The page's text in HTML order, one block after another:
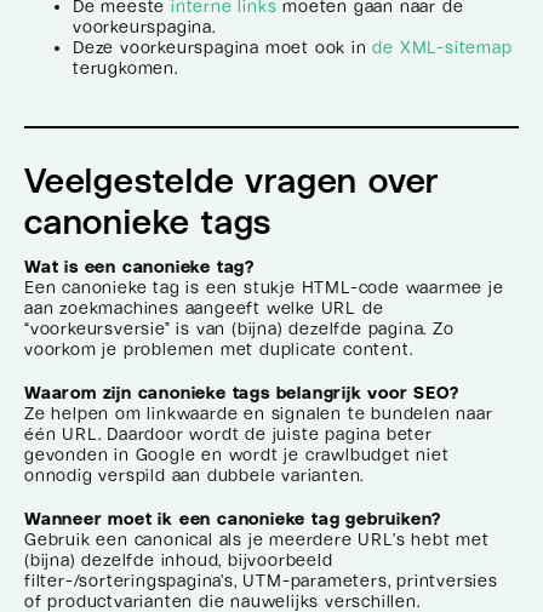
De meesteinterne links moeten gaan naar de
voorkeurspagina.
Deze voorkeurspagina moet ook inde XML-sitemap
terugkomen.
Veelgestelde vragen over
canonieke tags
Wat is een canonieke tag?
Een canonieke tag is een stukje HTML-code waarmee je
aan zoekmachines aangeeft welke URL de
“voorkeursversie” is van (bijna) dezelfde pagina. Zo
voorkom je problemen met duplicate content.
Waarom zijn canonieke tags belangrijk voor SEO?
Ze helpen om linkwaarde en signalen te bundelen naar
één URL. Daardoor wordt de juiste pagina beter
gevonden in Google en wordt je crawlbudget niet
onnodig verspild aan dubbele varianten.
Wanneer moet ik een canonieke tag gebruiken?
Gebruik een canonical als je meerdere URL’s hebt met
(bijna) dezelfde inhoud, bijvoorbeeld
filter-/sorteringspagina’s, UTM-parameters, printversies
of productvarianten die nauwelijks verschillen.